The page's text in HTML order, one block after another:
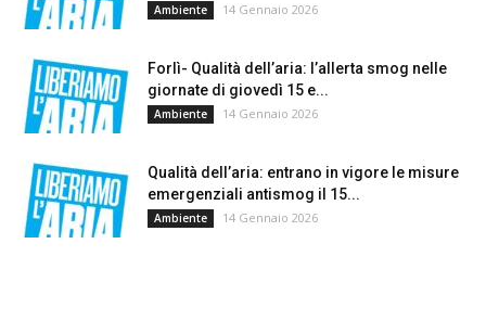
Ambiente 14 Gennaio 2026
Forlì- Qualità dell’aria: l’allerta smog nelle
giornate di giovedì 15 e...
Ambiente 14 Gennaio 2026
Qualità dell’aria: entrano in vigore le misure
emergenziali antismog il 15...
Ambiente 14 Gennaio 2026